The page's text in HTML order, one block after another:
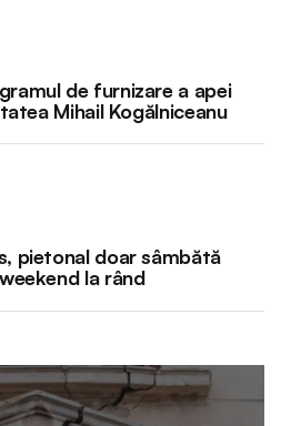
de furnizare a apei
Mihail Kogălniceanu
pietonal doar sâmbătă
la rând